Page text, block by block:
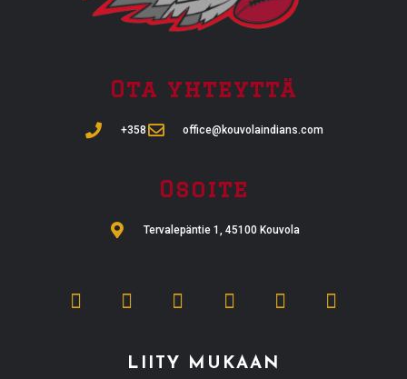
Ota yhteyttä
+358 office@kouvolaindians.com
Osoite
Tervalepäntie 1, 45100 Kouvola
LIITY MUKAAN